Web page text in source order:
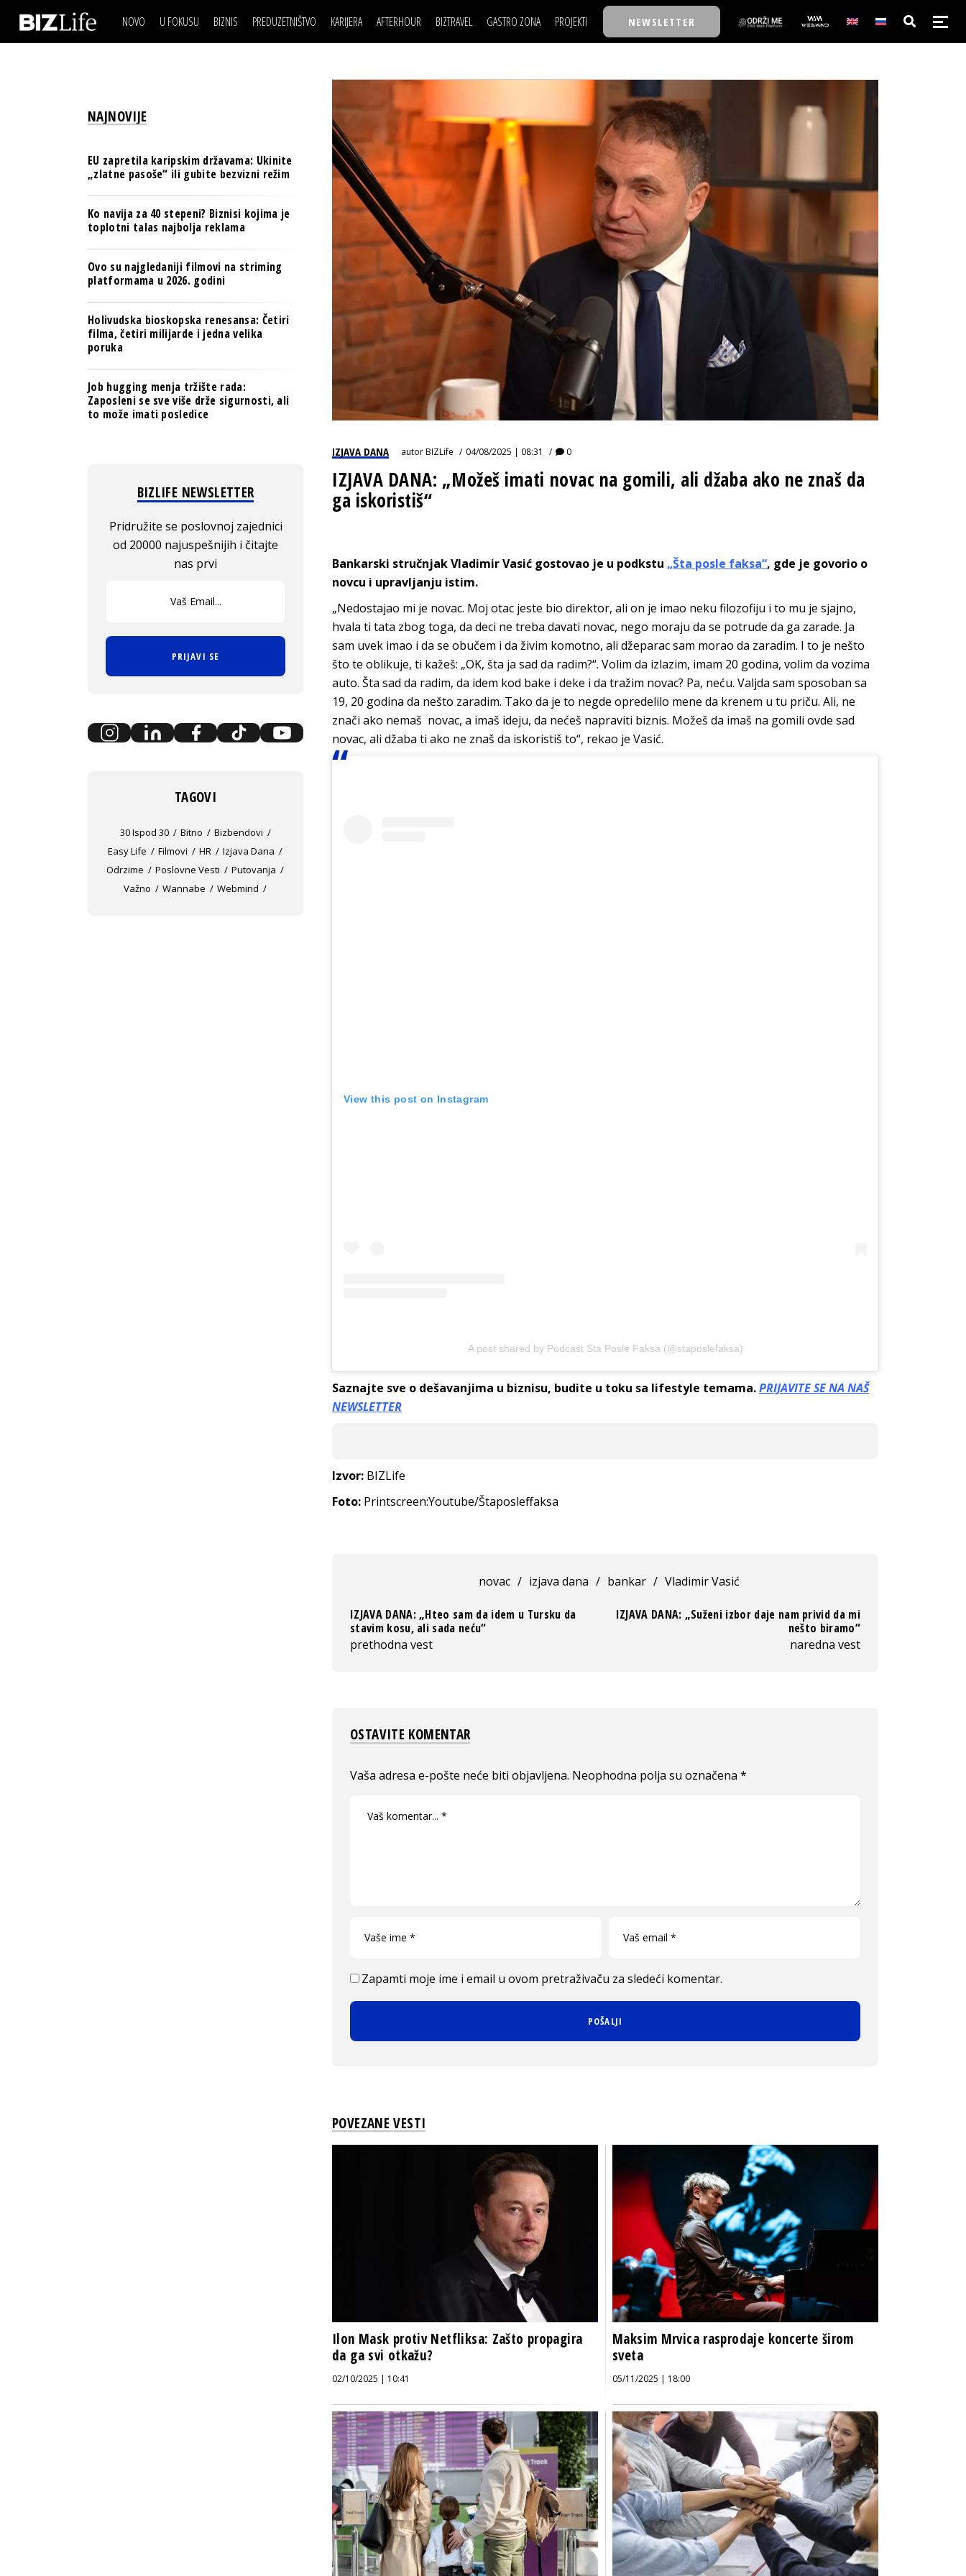
NOVO U FOKUSU BIZNIS
BREND I KOMUNIKACIJE
BANKE
OSIGURANJE
TECH I AI
BIZNIS & SPORT
PULS REGIONA
NOVO NA RAFU
PREDUZETNIŠTVO KARIJERA
USAVRŠAVANJE
KNOW-HOW
AFTERHOUR
AUTO SVET
STIL
WELLBEING
BIZTRAVEL GASTRO ZONA PROJEKTI
30 ISPOD 30
BACK TO OFFICE/SCHOOL
BIZBENDOVI
BIZKOLEGIJUM
BMW BIZNIS LIGA
BIZLIFE WEEK
IZJAVA GODINE
NEWSLETTER
IZJAVA DANABIZNIS SCENA
BREND I KOMUNIKACIJE
OSIGURANJE
TECH I AI
PULS REGIONA
POSAO
MOJ UGAO
FILM I SCENA
AUTO SVET
WELLBEING
NAJKOLEGA
30 ISPOD 30
BACK TO OFFICE/SCHOOL
BIZBENDOVI
BIZKOLEGIJUM
BMW BIZNIS LIGA
BIZLIFE WEEK
IZJAVA GODINE
IZJAVA DANA autorBIZLife 04/08/2025 | 08:31 0
IZJAVA DANA: „Možeš imati novac na gomili, ali džaba ako ne znaš da
ga iskoristiš“
Bankarski stručnjak Vladimir Vasić gostovao je u podkstu „Šta posle faksa“, gde je govorio o
novcu i upravljanju istim.
„Nedostajao mi je novac. Moj otac jeste bio direktor, ali on je imao neku filozofiju i to mu je sjajno,
hvala ti tata zbog toga, da deci ne treba davati novac, nego moraju da se potrude da ga zarade. Ja
sam uvek imao i da se obučem i da živim komotno, ali džeparac sam morao da zaradim. I to je nešto
što te oblikuje, ti kažeš: „OK, šta ja sad da radim?“. Volim da izlazim, imam 20 godina, volim da vozima
auto. Šta sad da radim, da idem kod bake i deke i da tražim novac? Pa, neću. Valjda sam sposoban sa
19, 20 godina da nešto zaradim. Tako da je to negde opredelilo mene da krenem u tu priču. Ali, ne
znači ako nemaš novac, a imaš ideju, da nećeš napraviti biznis. Možeš da imaš na gomili ovde sad
novac, ali džaba ti ako ne znaš da iskoristiš to“, rekao je Vasić.
View this post on Instagram
A post shared by Podcast Sta Posle Faksa (@staposlefaksa)
Saznajte sve o dešavanjima u biznisu, budite u toku sa lifestyle temama.PRIJAVITE SE NA NAŠ
NEWSLETTER
Izvor: BIZLife
Foto: Printscreen:Youtube/Štaposleffaksa
novac / izjava dana / bankar / Vladimir Vasić
IZJAVA DANA: „Hteo sam da idem u Tursku da
stavim kosu, ali sada neću“
prethodna vest
IZJAVA DANA: „Suženi izbor daje nam privid da mi
nešto biramo“
naredna vest
OSTAVITE KOMENTAR
Vaša adresa e-pošte neće biti objavljena. Neophodna polja su označena *
Zapamti moje ime i email u ovom pretraživaču za sledeći komentar.
POVEZANE VESTI
Ilon Mask protiv Netfliksa: Zašto propagira
da ga svi otkažu?
02/10/2025 | 10:41
Maksim Mrvica rasprodaje koncerte širom
sveta
05/11/2025 | 18:00
NAJNOVIJE
EU zapretila karipskim državama: Ukinite
„zlatne pasoše“ ili gubite bezvizni režim
Ko navija za 40 stepeni? Biznisi kojima je
toplotni talas najbolja reklama
Ovo su najgledaniji filmovi na striming
platformama u 2026. godini
Holivudska bioskopska renesansa: Četiri
filma, četiri milijarde i jedna velika
poruka
Job hugging menja tržište rada:
Zaposleni se sve više drže sigurnosti, ali
to može imati posledice
BIZLIFE NEWSLETTER
Pridružite se poslovnoj zajednici
od 20000 najuspešnijih i čitajte
nas prvi
PRIJAVI SE
TAGOVI
30 Ispod 30 Bitno
Bizbendovi
Easy Life
Filmovi HR
Izjava Dana
Odrzime
Poslovne Vesti
Putovanja
Važno
Wannabe Webmind